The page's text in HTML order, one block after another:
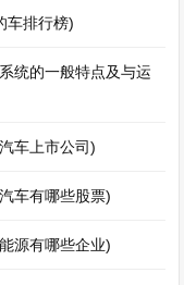
车排行榜)
统的一般特点及与运
车上市公司)
车有哪些股票)
源有哪些企业)